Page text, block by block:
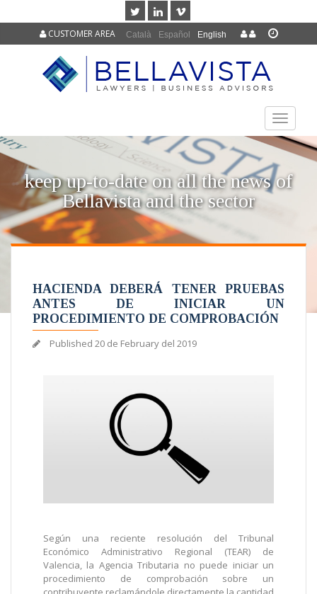
Català Español English
CUSTOMER AREA
TOGGLE
keep up-to-date on all the news of
Bellavista and the sector
HACIENDA DEBERÁ TENER PRUEBAS
ANTES DE INICIAR UN
PROCEDIMIENTO DE COMPROBACIÓN
Published 20 de February del 2019
Según una reciente resolución del Tribunal
Económico Administrativo Regional (TEAR) de
Valencia, la Agencia Tributaria no puede iniciar un
procedimiento de comprobación sobre un